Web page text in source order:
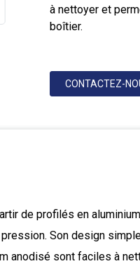
à nettoyer et
boîtier.
CONTACTEZ-
de profilés en
Son design
anodisé sont faciles à